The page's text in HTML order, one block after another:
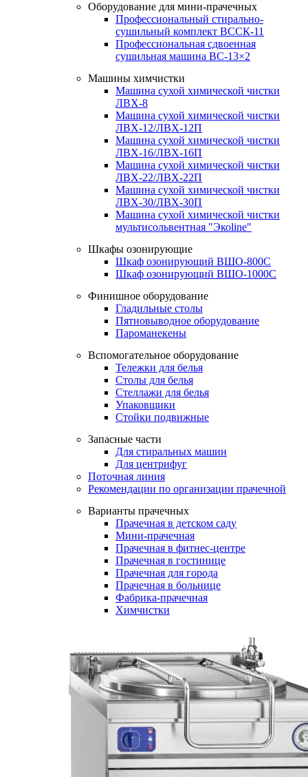
Оборудование для мини-прачечных
Профессиональный стирально-
сушильный комплект ВССК-11
Профессиональная сдвоенная
сушильная машина ВС-13×2
Машины химчистки
Машина сухой химической чистки
ЛВХ-8
Машина сухой химической чистки
ЛВХ-12/ЛВХ-12П
Машина сухой химической чистки
ЛВХ-16/ЛВХ-16П
Машина сухой химической чистки
ЛВХ-22/ЛВХ-22П
Машина сухой химической чистки
ЛВХ-30/ЛВХ-30П
Машина сухой химической чистки
мультисольвентная "Экоline"
Шкафы озонирующие
Шкаф озонирующий ВШО-800С
Шкаф озонирующий ВШО-1000С
Финишное оборудование
Гладильные столы
Пятновыводное оборудование
Пароманекены
Вспомогательное оборудование
Тележки для белья
Столы для белья
Стеллажи для белья
Упаковщики
Стойки подвижные
Запасные части
Для стиральных машин
Для центрифуг
Поточная линия
Рекомендации по организации прачечной
Варианты прачечных
Прачечная в детском саду
Мини-прачечная
Прачечная в фитнес-центре
Прачечная в гостинице
Прачечная для города
Прачечная в больнице
Фабрика-прачечная
Химчистки